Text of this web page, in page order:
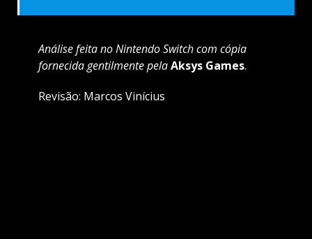
Análise feita no Nintendo Switch com cópia
fornecida gentilmente pelaAksys Games.
Revisão: Marcos Vinícius